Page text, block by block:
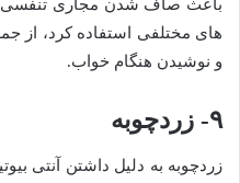
باعث صاف شدن مجاری
های مختلفی استفاده کرد، از
و نوشیدن هنگام خواب.
۹- زردچوبه
زردچوبه به دلیل داشتن آنتی